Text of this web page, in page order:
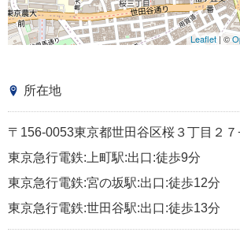
Leaflet | ©
所在地
〒156-0053東京都世田谷区桜３丁目２７
東京急行電鉄:上町駅:出口:徒歩9分
東京急行電鉄:宮の坂駅:出口:徒歩12分
東京急行電鉄:世田谷駅:出口:徒歩13分